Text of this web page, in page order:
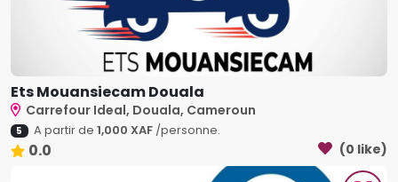
Ets Mouansiecam Douala
Carrefour Ideal, Douala, Cameroun
5 A partir de 1,000 XAF/personne.
0.0 (0 like)